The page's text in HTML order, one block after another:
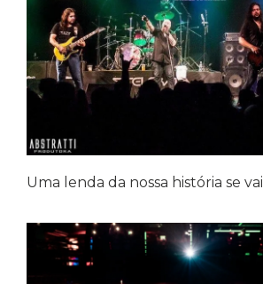
Uma lenda da nossa história se vai